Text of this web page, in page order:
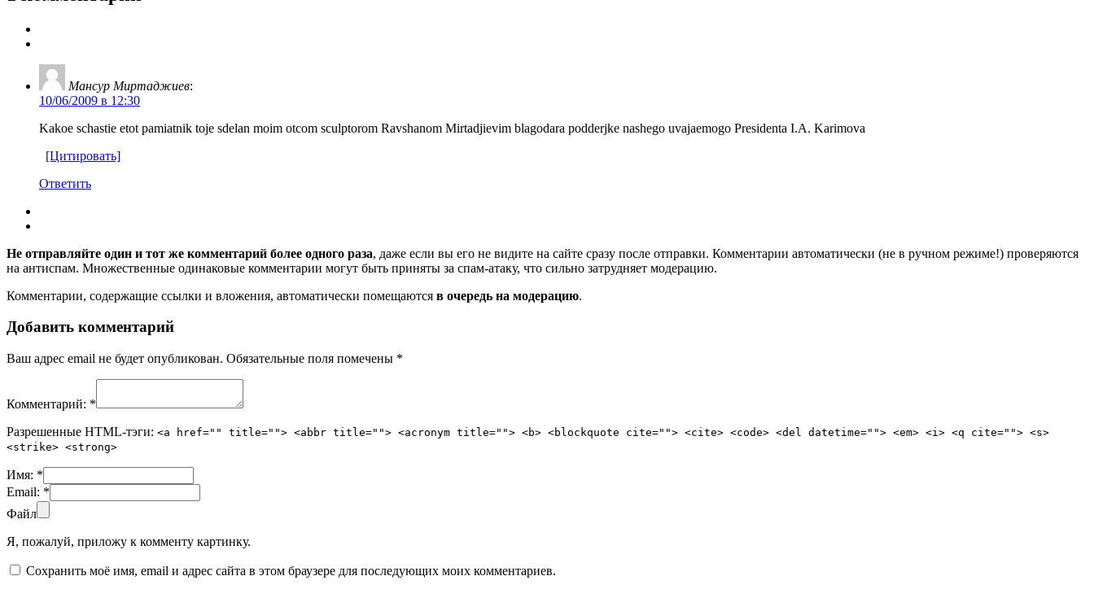
Мансур Миртаджиев:
10/06/2009 в 12:30
Kakoe schastie etot pamiatnik toje sdelan moim otcom sculptorom Ravshanom Mirtadjievim blagodara podderjke nashego uvajaemogo Presidenta I.A. Karimova
[Цитировать]
Ответить
Не отправляйте один и тот же комментарий более одного раза, даже если вы его не видите на сайте сразу после отправки. Комментарии автоматически (не в ручном режиме!) проверяются
на антиспам. Множественные одинаковые комментарии могут быть приняты за спам-атаку, что сильно затрудняет модерацию.
Комментарии, содержащие ссылки и вложения, автоматически помещаются в очередь на модерацию.
Добавить комментарий
Ваш адрес email не будет опубликован. Обязательные поля помечены *
Комментарий: *
Разрешенные HTML-тэги: <a href="" title=""> <abbr title=""> <acronym title=""> <b> <blockquote cite=""> <cite> <code> <del datetime=""> <em> <i> <q cite=""> <s>
<strike> <strong>
Имя: *
Email: *
Файл
Я, пожалуй, приложу к комменту картинку.
Сохранить моё имя, email и адрес сайта в этом браузере для последующих моих комментариев.